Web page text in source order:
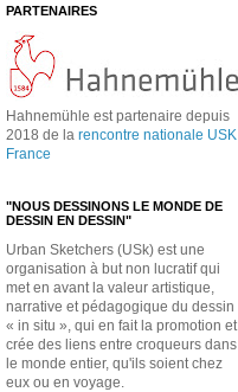
PARTENAIRES
Hahnemühle est partenaire depuis
2018 de la rencontre nationale USK
France
"NOUS DESSINONS LE MONDE DE
DESSIN EN DESSIN"
Urban Sketchers (USk) est une
organisation à but non lucratif qui
met en avant la valeur artistique,
narrative et pédagogique du dessin
« in situ », qui en fait la promotion et
crée des liens entre croqueurs dans
le monde entier, qu'ils soient chez
eux ou en voyage.